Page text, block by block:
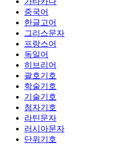
중국어
한글고어
그리스문자
프랑스어
독일어
히브리어
괄호기호
학술기호
기술기호
첨자기호
라틴문자
러시아문자
단위기호